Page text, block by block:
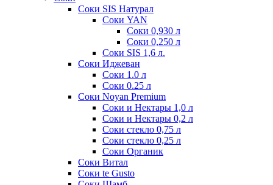
Соки SIS Натурал
Соки YAN
Соки 0,930 л
Соки 0,250 л
Соки SIS 1,6 л.
Соки Иджеван
Соки 1.0 л
Соки 0.25 л
Соки Noyan Premium
Соки и Нектары 1,0 л
Соки и Нектары 0,2 л
Соки стекло 0,75 л
Соки стекло 0,25 л
Соки Органик
Соки Витал
Соки te Gusto